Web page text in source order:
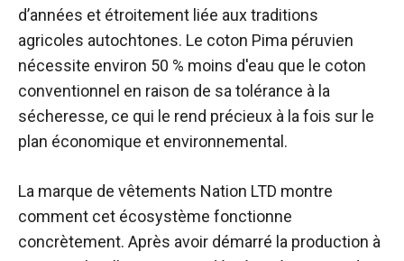
d’années et étroitement liée aux traditions
agricoles autochtones. Le coton Pima péruvien
nécessite environ 50 % moins d'eau que le coton
conventionnel en raison de sa tolérance à la
sécheresse, ce qui le rend précieux à la fois sur le
plan économique et environnemental.
La marque de vêtements Nation LTD montre
comment cet écosystème fonctionne
concrètement. Après avoir démarré la production à